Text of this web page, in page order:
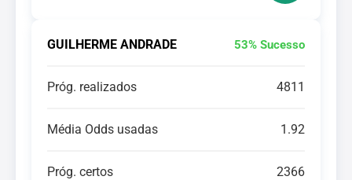
GUILHERME ANDRADE 53% Sucesso
Próg. realizados 4811
Média Odds usadas 1.92
Próg. certos 2366